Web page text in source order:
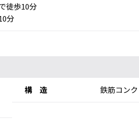
徒歩10分
分
構 造 鉄筋コン